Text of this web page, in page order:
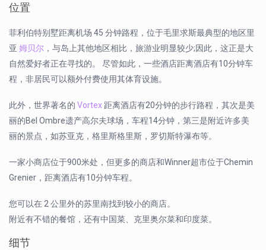
位置
菲利伯特别墅距离机场 45 分钟路程，位于毛里求斯最典型的地区里
亚姆贝尔 ，与岛上其他地区相比，旅游业明显较少;因此，这正是大
自然爱好者正在寻找的。 尽管如此，一些酒店距离酒店有10分钟车
程，非居民可以额外付费使用其体育设施。
此外，世界著名的Vortex 距离酒店有20分钟的步行路程，其次是美
丽的Bel Ombre遗产高尔夫球场，车程14分钟，第三是附近许多美
丽的景点，如苏亚克，格里斯格里斯，罗切斯特瀑布等。
一家小商店位于900米处，但更多的商店和Winner超市位于Chemin
Grenier，距离酒店有10分钟车程。
您可以在 2 公里外的苏里南找到较小的商店。
附近有不错的餐馆，还有中国菜、克里奥尔菜和印度菜。
细节